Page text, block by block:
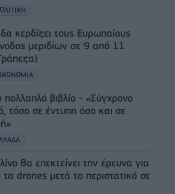
κερδίζει τους Ευρωπαίους
μεριδίων σε 9 από 11
βιβλίο - «Σύγχρονο
τόσο σε έντυπη όσο και σε
θα επεκτείνει την έρευνα για
drones μετά το περιστατικό σε